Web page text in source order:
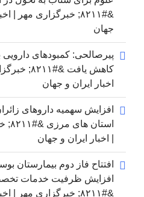
&#۸۲۱۱; خبرگزاری مهر |
جهان
کاهش یافت
اخبار ایران و جهان
افزایش سهمیه داروهای
| اخبار ایران و جهان
افتتاح فاز دوم بیمارستان
افزایش ظرفیت خدمات
&#۸۲۱۱; خبرگزاری مهر |